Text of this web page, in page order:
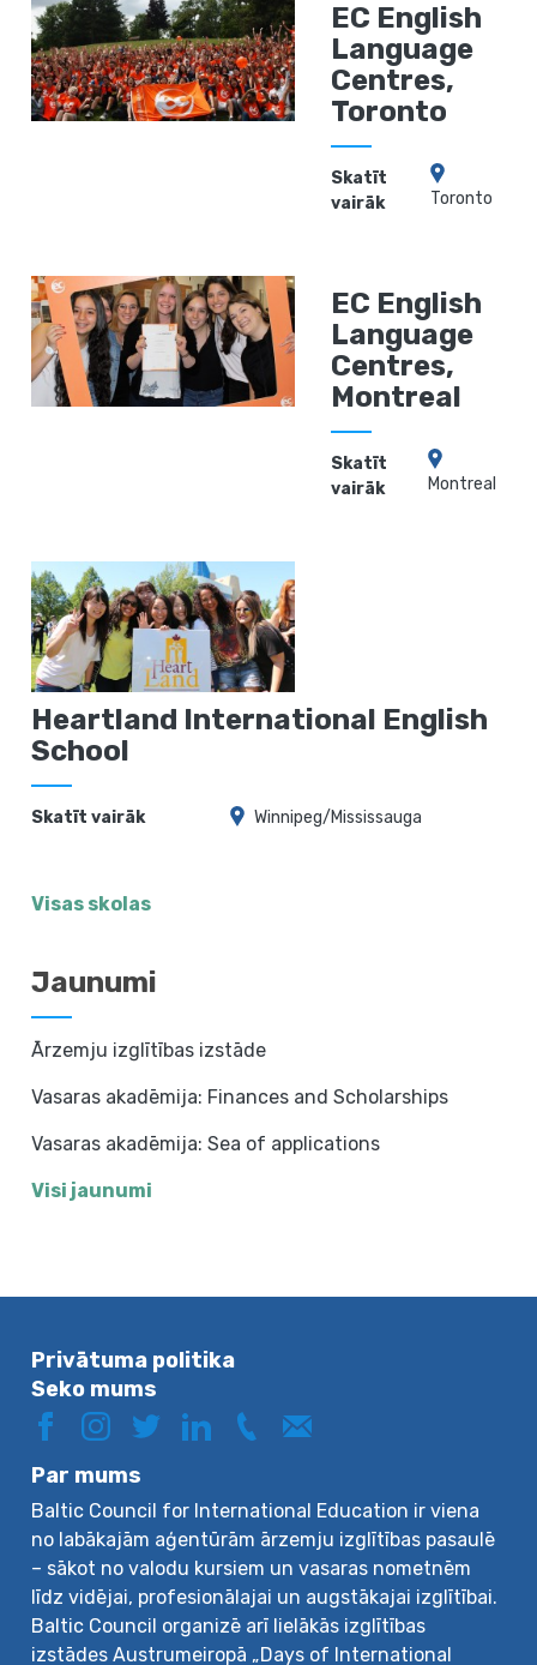
EC English
Language
Centres,
Toronto
Skatīt
vairāk
Toronto
EC English
Language
Centres,
Montreal
Skatīt
vairāk
Montreal
Heartland International English
School
Skatīt vairāk Winnipeg/Mississauga
Visas skolas
Jaunumi
Ārzemju izglītības izstāde
Vasaras akadēmija: Finances and Scholarships
Vasaras akadēmija: Sea of applications
Visi jaunumi
Privātuma politika
Seko mums
Par mums
Baltic Council for International Education ir viena
no labākajām aģentūrām ārzemju izglītības pasaulē
– sākot no valodu kursiem un vasaras nometnēm
līdz vidējai, profesionālajai un augstākajai izglītībai.
Baltic Council organizē arī lielākās izglītības
izstādes Austrumeiropā „Days of International